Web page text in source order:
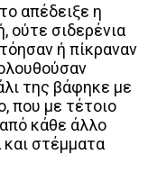
απέδειξε η
ούτε σιδερένια
ή πίκραναν
της βάφηκε με
που με τέτοιο
κάθε άλλο
και στέμματα